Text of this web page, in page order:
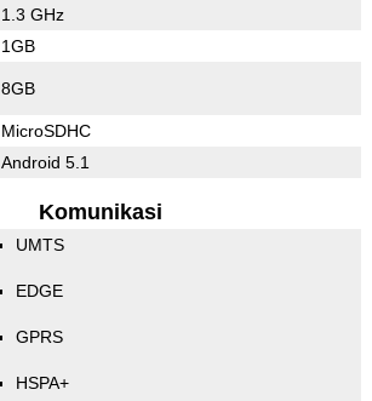
1.3 GHz
1GB
8GB
MicroSDHC
Android 5.1
Komunikasi
UMTS
EDGE
GPRS
HSPA+